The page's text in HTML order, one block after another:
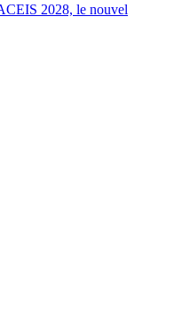
2028, le nouvel